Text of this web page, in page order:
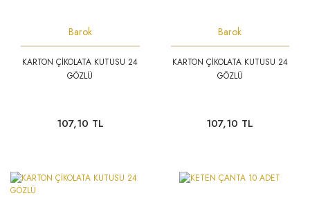
Barok
KARTON ÇİKOLATA KUTUSU 24
GÖZLÜ
107,10 TL
Barok
KARTON ÇİKOLATA KUTUSU 24
GÖZLÜ
107,10 TL